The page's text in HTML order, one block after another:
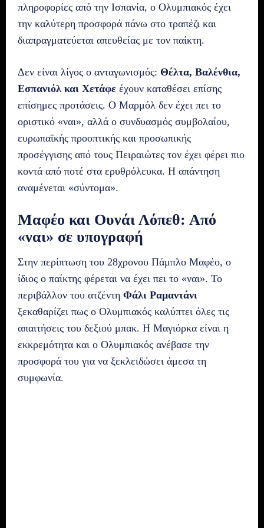
πληροφορίες από την Ισπανία, ο Ολυμπιακός έχει
την καλύτερη προσφορά πάνω στο τραπέζι και
διαπραγματεύεται απευθείας με τον παίκτη.
Δεν είναι λίγος ο ανταγωνισμός: Θέλτα, Βαλένθια,
Εσπανιόλ και Χετάφε έχουν καταθέσει επίσης
επίσημες προτάσεις. Ο Μαρμόλ δεν έχει πει το
οριστικό «ναι», αλλά ο συνδυασμός συμβολαίου,
ευρωπαϊκής προοπτικής και προσωπικής
προσέγγισης από τους Πειραιώτες τον έχει φέρει πιο
κοντά από ποτέ στα ερυθρόλευκα. Η απάντηση
αναμένεται «σύντομα».
Μαφέο και Ουνάι Λόπεθ: Από
«ναι» σε υπογραφή
Στην περίπτωση του 28χρονου Πάμπλο Μαφέο, ο
ίδιος ο παίκτης φέρεται να έχει πει το «ναι». Το
περιβάλλον του ατζέντη Φάλι Ραμαντάνι
ξεκαθαρίζει πως ο Ολυμπιακός καλύπτει όλες τις
απαιτήσεις του δεξιού μπακ. Η Μαγιόρκα είναι η
εκκρεμότητα και ο Ολυμπιακός ανέβασε την
προσφορά του για να ξεκλειδώσει άμεσα τη
συμφωνία.